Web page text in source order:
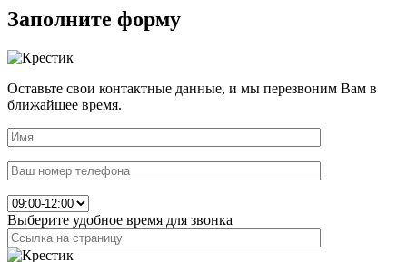
Заполните форму
Оставьте свои контактные данные, и мы перезвоним Вам в
ближайшее время.
Выберите удобное время для звонка